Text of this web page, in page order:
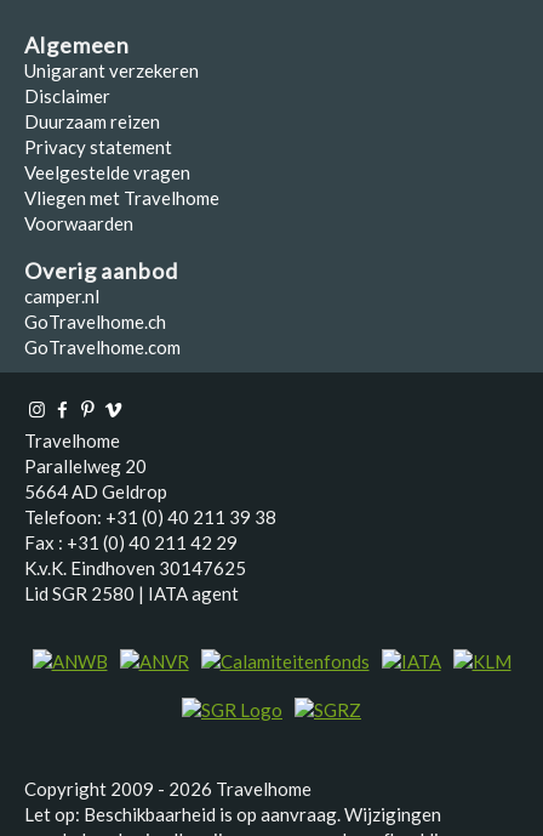
Algemeen
Unigarant verzekeren
Disclaimer
Duurzaam reizen
Privacy statement
Veelgestelde vragen
Vliegen met Travelhome
Voorwaarden
Overig aanbod
camper.nl
GoTravelhome.ch
GoTravelhome.com
Travelhome
Parallelweg 20
5664 AD Geldrop
Telefoon: +31 (0) 40 211 39 38
Fax : +31 (0) 40 211 42 29
K.v.K. Eindhoven 30147625
Lid SGR 2580 | IATA agent
Copyright 2009 - 2026 Travelhome
Let op: Beschikbaarheid is op aanvraag. Wijzigingen